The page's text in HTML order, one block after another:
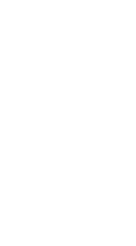
paaudzē"